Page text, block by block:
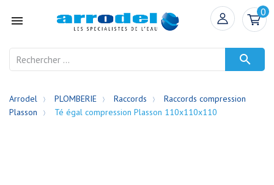

0

Arrodel PLOMBERIE Raccords
Raccords compression
Plasson
Té égal compression Plasson 110x110x110